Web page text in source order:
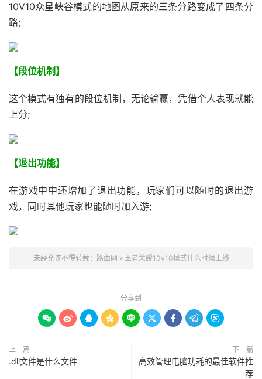
10V10众星峡谷模式的地图从原来的三条分路变成了四条分
路;
【段位机制】
这个模式有独有的段位机制，无论输赢，凭借个人表现就能
上分;
【退出功能】
在游戏中中还增加了退出功能，玩家们可以随时的退出游
戏，同时其他玩家也能随时加入游;
未经允许不得转载： 路由网 » 王者荣耀10v10模式什么时候上线
分享到
        
上一篇
.dll文件是什么文件
下一篇
高效管理电脑功耗的最佳软件推
荐